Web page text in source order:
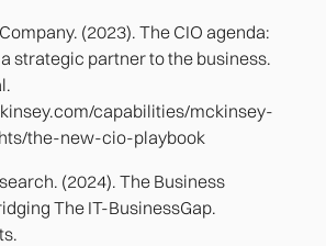
(2023). The CIO agenda:
strategic partner to the business.
capabilities/mckinsey-
the-new-cio-playbook
(2024). The Business
The IT-BusinessGap.